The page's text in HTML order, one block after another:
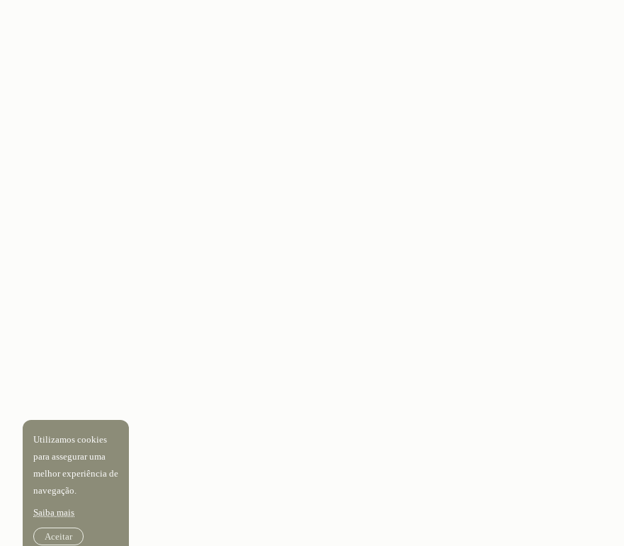
Utilizamos cookies
para assegurar uma
melhor experiência de
navegação.
Saiba mais
Aceitar